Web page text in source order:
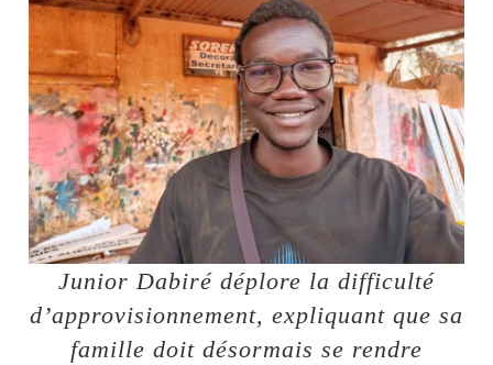
Junior Dabiré déplore la difficulté
d’approvisionnement, expliquant que sa
famille doit désormais se rendre